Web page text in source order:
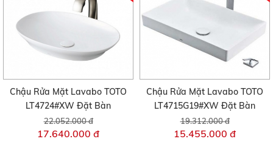
Chậu Rửa Mặt Lavabo TOTO
LT4724#XW Đặt Bàn
22.052.000 đ
17.640.000 đ
Chậu Rửa Mặt Lavabo TOTO
LT4715G19#XW Đặt Bàn
19.312.000 đ
15.455.000 đ